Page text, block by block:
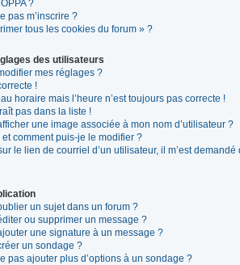
?
pas m’inscrire ?
tous les cookies du forum » ?
des utilisateurs
mes réglages ?
!
horaire mais l’heure n’est toujours pas correcte !
pas dans la liste !
une image associée à mon nom d’utilisateur ?
comment puis-je le modifier ?
le lien de courriel d’un utilisateur, il m’est demandé
un sujet dans un forum ?
ou supprimer un message ?
une signature à un message ?
un sondage ?
pas ajouter plus d’options à un sondage ?